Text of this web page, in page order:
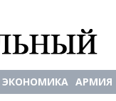
ЭКОНОМИКА АРМИЯ